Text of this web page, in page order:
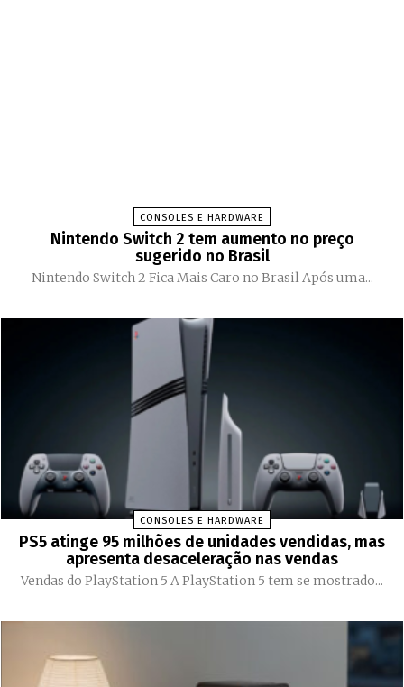
CONSOLES E HARDWARE
Nintendo Switch 2 tem aumento no preço
sugerido no Brasil
Nintendo Switch 2 Fica Mais Caro no Brasil Após uma...
CONSOLES E HARDWARE
PS5 atinge 95 milhões de unidades vendidas, mas
apresenta desaceleração nas vendas
Vendas do PlayStation 5 A PlayStation 5 tem se mostrado...